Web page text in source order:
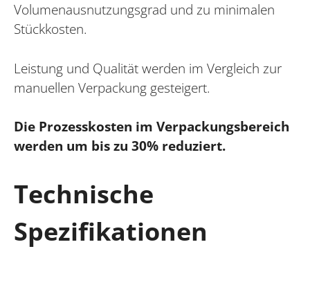
Volumenausnutzungsgrad und zu minimalen
Stückkosten.
Leistung und Qualität werden im Vergleich zur
manuellen Verpackung gesteigert.
Die Prozesskosten im Verpackungsbereich
werden um bis zu 30% reduziert.
Technische
Spezifikationen